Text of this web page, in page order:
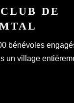
DE
bénévoles
un village